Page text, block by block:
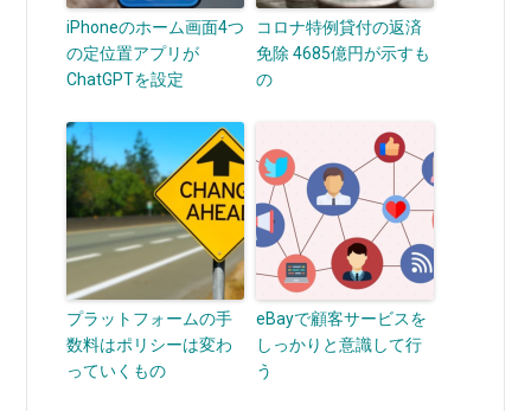
iPhoneのホーム画面4つ
の定位置アプリが
ChatGPTを設定
コロナ特例貸付の返済
免除 4685億円が示すも
の
プラットフォームの手
数料はポリシーは変わ
っていくもの
eBayで顧客サービスを
しっかりと意識して行
う